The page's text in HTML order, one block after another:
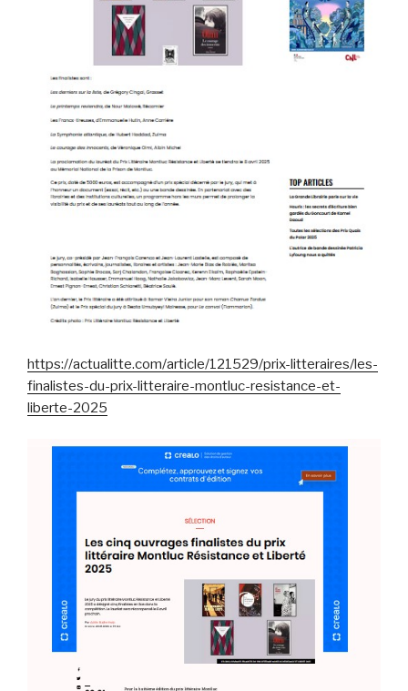
https://actualitte.com/article/121529/prix-litteraires/les-
finalistes-du-prix-litteraire-montluc-resistance-et-
liberte-2025